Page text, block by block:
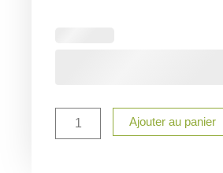
Ajouter au panier